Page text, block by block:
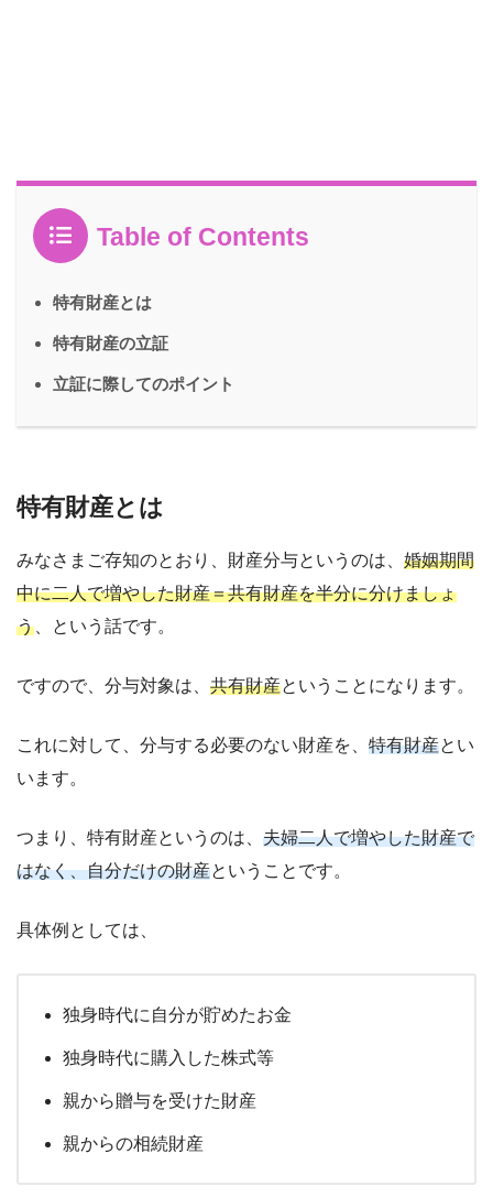
Table of Contents
特有財産とは
特有財産の立証
立証に際してのポイント
特有財産とは
みなさまご存知のとおり、財産分与というのは、 婚姻期間
中に二人で増やした財産＝共有財産を半分に分けましょ
う 、という話です。
ですので、分与対象は、 共有財産ということになります。
これに対して、分与する必要のない財産を、 特有財産とい
います。
つまり、特有財産というのは、 夫婦二人で増やした財産で
はなく、自分だけの財産ということです。
具体例としては、
独身時代に自分が貯めたお金
独身時代に購入した株式等
親から贈与を受けた財産
親からの相続財産